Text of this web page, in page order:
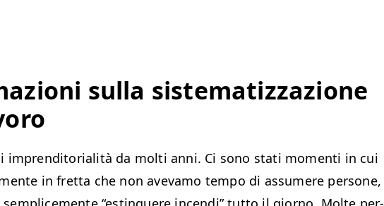
sul­la sis­tem­atiz­zazione
impren­di­to­ri­al­ità da molti anni. Ci sono sta­ti momen­ti in cui
in fret­ta che non ave­va­mo tem­po di assumere per­sone,